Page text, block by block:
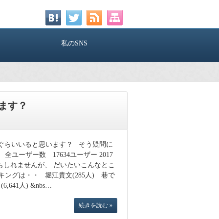
私のSNS
す？
らいいると思います？ そう疑問に
全ユーザー数 17634ユーザー 2017
れませんが、 だいたいこんなとこ
ングは・・ 堀江貴文(285人) 巷で
人) &nbs…
続きを読む »